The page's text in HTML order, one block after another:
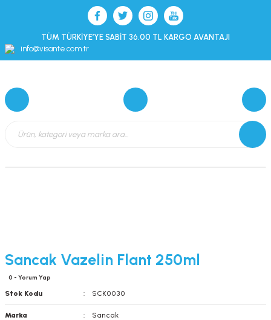
TÜM TÜRKİYE’YE SABİT 36.00 TL KARGO AVANTAJI
info@visante.com.tr
Sancak Vazelin Flant 250ml
0 - Yorum Yap
Stok Kodu SCK0030
Marka Sancak